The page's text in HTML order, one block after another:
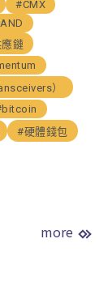
#CMX
鏈
）
#硬體錢包
more